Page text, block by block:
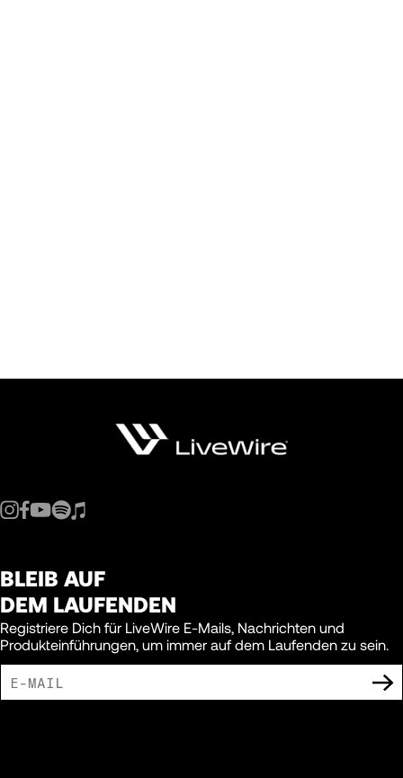
BLEIB AUF
DEM LAUFENDEN
Registriere Dich für LiveWire E-Mails, Nachrichten und
Produkteinführungen, um immer auf dem Laufenden zu sein.